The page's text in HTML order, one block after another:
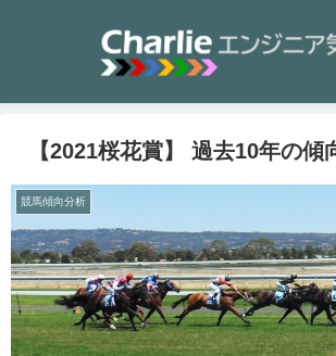
【2021桜花賞】 過去10年の傾
競馬傾向分析